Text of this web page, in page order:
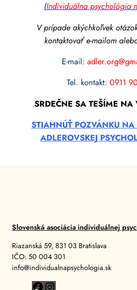
(Individuálna psychológia
V prípade akýchkoľvek
kontaktovať e-mailom
E-mail:
Tel. kontakt: 0911
SRDEČNE SA TEŠÍME NA
STIAHNÚŤ POZVÁNKU NA
ADLEROVSKEJ
Slovenská asociácia individuálnej
Riazanská 59, 831 03 Bratislava
IČO: 50 004 301
info@individualnapsychologia.sk
F